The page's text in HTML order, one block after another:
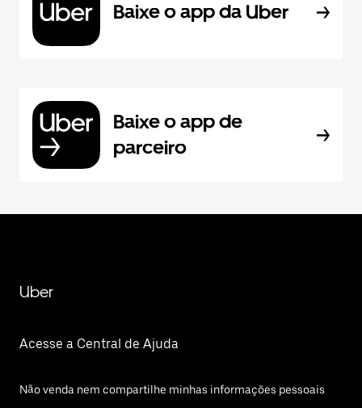
Baixe o app da Uber
Baixe o app de
parceiro
Uber
Acesse a Central de Ajuda
Não venda nem compartilhe minhas informações pessoais